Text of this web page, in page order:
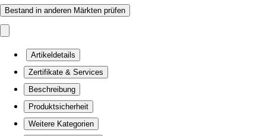
Bestand in anderen Märkten prüfen
Artikeldetails
Zertifikate & Services
Beschreibung
Produktsicherheit
Weitere Kategorien